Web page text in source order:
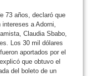
73 años, declaró que
a Adorni,
Claudia Sbabo,
Los 30 mil dólares
aportados por el
que obtuvo el
del boleto de un